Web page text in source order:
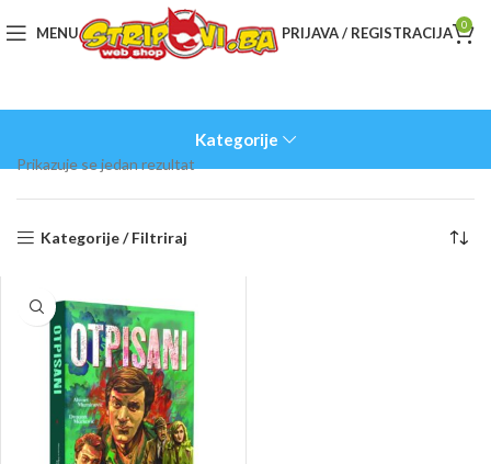
MENU PRIJAVA / REGISTRACIJA 0
Kategorije
Prikazuje se jedan rezultat
Kategorije / Filtriraj